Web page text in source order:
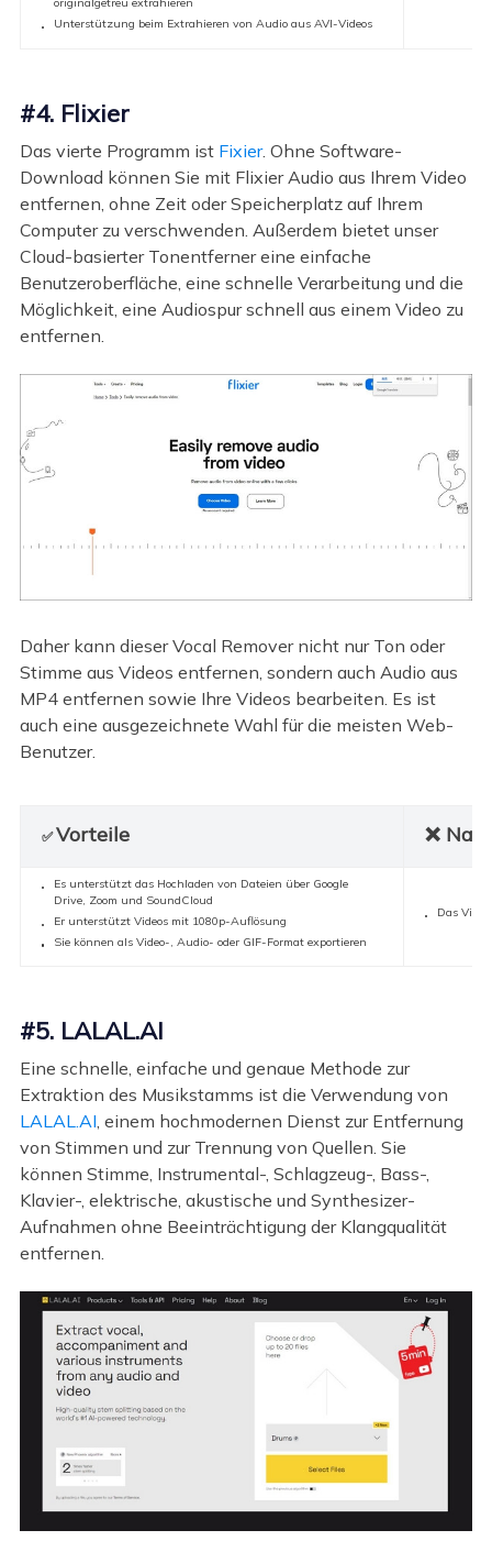
Unterstützung beim Extrahieren von Audio aus AVI-Videos
#4. Flixier
Das vierte Programm ist Fixier. Ohne Software-
Download können Sie mit Flixier Audio aus Ihrem Video
entfernen, ohne Zeit oder Speicherplatz auf Ihrem
Computer zu verschwenden. Außerdem bietet unser
Cloud-basierter Tonentferner eine einfache
Benutzeroberfläche, eine schnelle Verarbeitung und die
Möglichkeit, eine Audiospur schnell aus einem Video zu
entfernen.
Daher kann dieser Vocal Remover nicht nur Ton oder
Stimme aus Videos entfernen, sondern auch Audio aus
MP4 entfernen sowie Ihre Videos bearbeiten. Es ist
auch eine ausgezeichnete Wahl für die meisten Web-
Benutzer.
✅Vorteile ❌
Es unterstützt das Hochladen von Dateien über Google
Drive, Zoom und SoundCloud
Er unterstützt Videos mit 1080p-Auflösung
Sie können als Video-, Audio- oder GIF-Format exportieren
Das
#5. LALAL.AI
Eine schnelle, einfache und genaue Methode zur
Extraktion des Musikstamms ist die Verwendung von
LALAL.AI, einem hochmodernen Dienst zur Entfernung
von Stimmen und zur Trennung von Quellen. Sie
können Stimme, Instrumental-, Schlagzeug-, Bass-,
Klavier-, elektrische, akustische und Synthesizer-
Aufnahmen ohne Beeinträchtigung der Klangqualität
entfernen.